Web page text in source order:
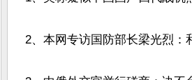
2、本网专访国防部长梁光烈：